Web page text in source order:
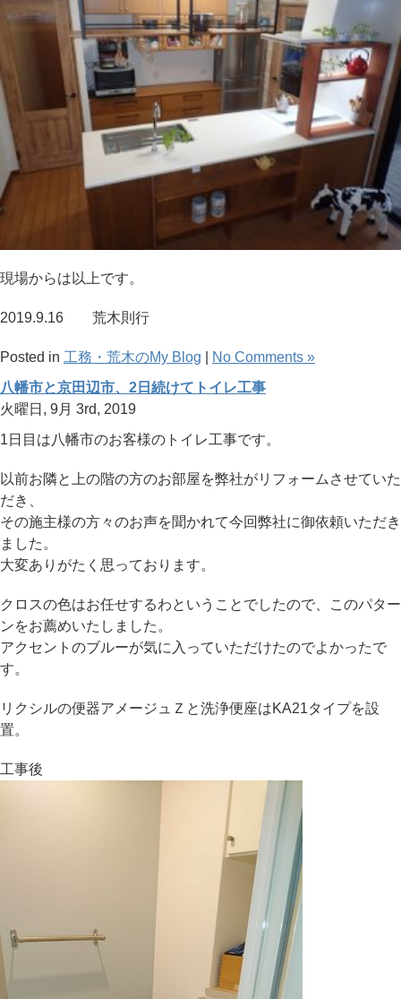
現場からは以上です。
2019.9.16 荒木則行
Posted in 工務・荒木のMy Blog
No Comments »
八幡市と京田辺市、2日続けてトイレ工事
火曜日, 9月 3rd, 2019
1日目は八幡市のお客様のトイレ工事です。
以前お隣と上の階の方のお部屋を弊社がリフォームさせていた
だき、
その施主様の方々のお声を聞かれて今回弊社に御依頼いただき
ました。
大変ありがたく思っております。
クロスの色はお任せするわということでしたので、このパター
ンをお薦めいたしました。
アクセントのブルーが気に入っていただけたのでよかったで
す。
リクシルの便器アメージュＺと洗浄便座はKA21タイプを設
置。
工事後